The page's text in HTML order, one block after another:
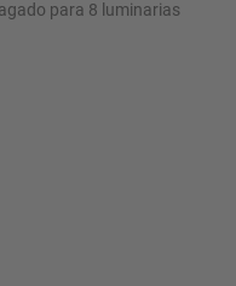
para 8 luminarias